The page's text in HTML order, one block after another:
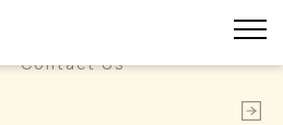
Contact Us